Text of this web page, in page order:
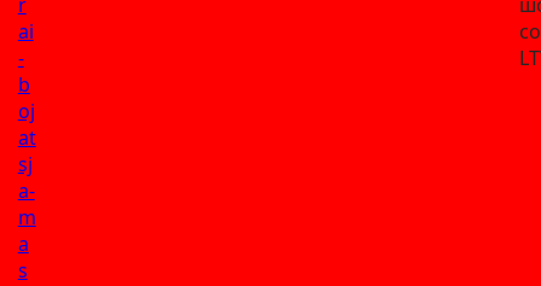
ai
-
b
oj
at
sj
a-
m
a
s